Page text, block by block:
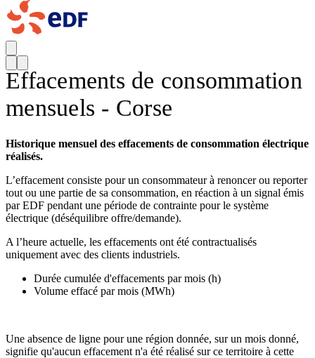
Effacements de consommation
mensuels - Corse
Historique mensuel des effacements de consommation électrique
réalisés.
L’effacement consiste pour un consommateur à renoncer ou reporter
tout ou une partie de sa consommation, en réaction à un signal émis
par EDF pendant une période de contrainte pour le système
électrique (déséquilibre offre/demande).
A l’heure actuelle, les effacements ont été contractualisés
uniquement avec des clients industriels.
Durée cumulée d'effacements par mois (h)
Volume effacé par mois (MWh)
Une absence de ligne pour une région donnée, sur un mois donné,
signifie qu'aucun effacement n'a été réalisé sur ce territoire à cette